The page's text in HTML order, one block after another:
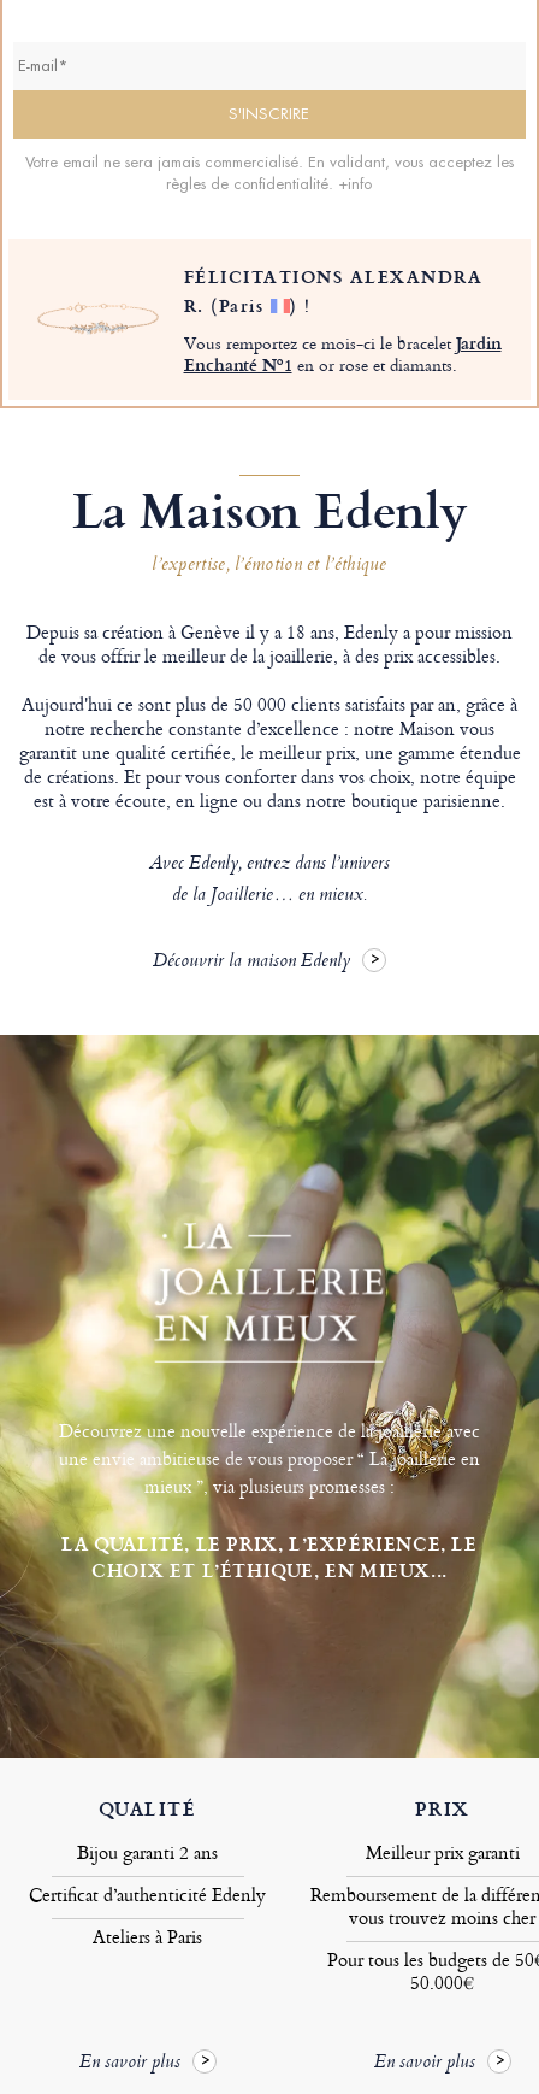
Votre email ne sera jamais commercialisé. En validant, vous acceptez les
règles de confidentialité. +info
FÉLICITATIONS ALEXANDRA
R. (Paris ) !
Vous remportez ce mois-ci le braceletJardin
Enchanté Nº1 en or rose et diamants.
La Maison Edenly
l’expertise, l’émotion et l’éthique
Depuis sa création à Genève il y a 18 ans, Edenly a pour mission
de vous offrir le meilleur de la joaillerie, à des prix accessibles.
Aujourd'hui ce sont plus de 50 000 clients satisfaits par an, grâce à
notre recherche constante d’excellence : notre Maison vous
garantit une qualité certifiée, le meilleur prix, une gamme étendue
de créations. Et pour vous conforter dans vos choix, notre équipe
est à votre écoute, en ligne ou dans notre boutique parisienne.
Avec Edenly, entrez dans l’univers
de la Joaillerie… en mieux.
Découvrir la maison Edenly
Découvrez une nouvelle expérience de la joaillerie avec
une envie ambitieuse de vous proposer “ La joaillerie en
mieux ”, via plusieurs promesses :
LA QUALITÉ, LE PRIX, L’EXPÉRIENCE, LE
CHOIX ET L’ÉTHIQUE, EN MIEUX...
QUALITÉ
Bijou garanti 2 ans
Certificat d’authenticité Edenly
Ateliers à Paris
En savoir plus
PRIX
Meilleur prix garanti
Remboursement de la
vous trouvez moins cher
Pour tous les budgets de
50.000€
En savoir plus